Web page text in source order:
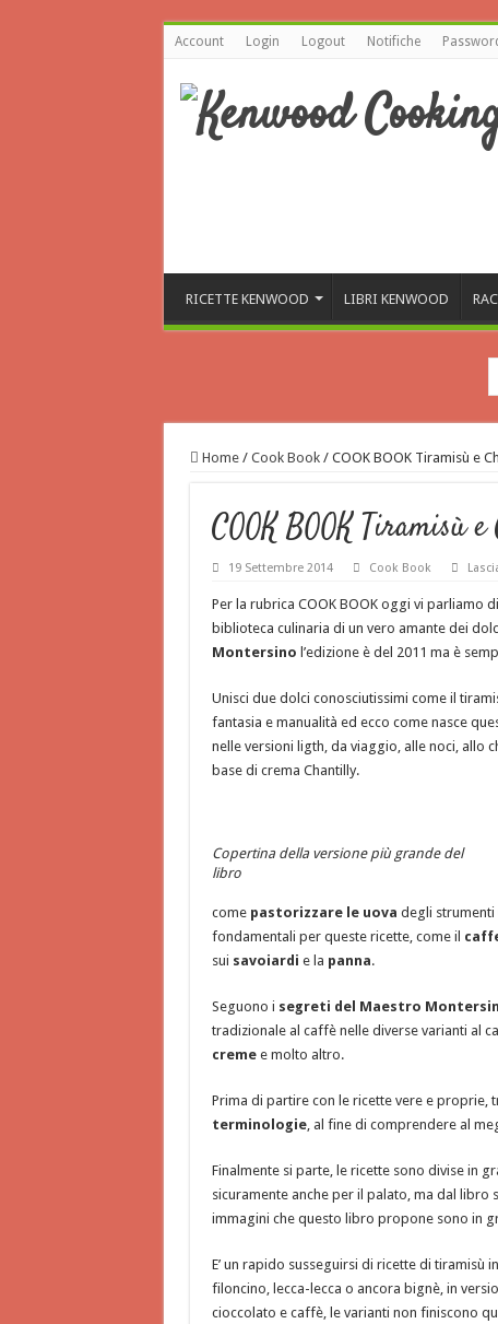
Account Login Logout Notifiche
RICETTE KENWOOD LIBRI KENWOOD
Home / Cook Book / COOK BOOK Tiramisù e
COOK BOOK Tiramisù
19 Settembre 2014 Cook Book
Per la rubrica COOK BOOK oggi vi parliamo
biblioteca culinaria di un vero amante dei
Montersino l’edizione è del 2011 ma è
Unisci due dolci conosciutissimi come il
fantasia e manualità ed ecco come nasce
nelle versioni ligth, da viaggio, alle noci, allo
base di crema Chantilly.
Copertina della versione più grande del
libro
come pastorizzare le uova degli strumenti
fondamentali per queste ricette, come il
sui savoiardi e la panna.
Seguono i segreti del Maestro
tradizionale al caffè nelle diverse varianti al
creme e molto altro.
Prima di partire con le ricette vere e proprie,
terminologie, al fine di comprendere al
Finalmente si parte, le ricette sono divise in
sicuramente anche per il palato, ma dal
immagini che questo libro propone sono in
E’ un rapido susseguirsi di ricette di tiramisù
filoncino, lecca-lecca o ancora bignè, in
cioccolato e caffè, le varianti non finiscono